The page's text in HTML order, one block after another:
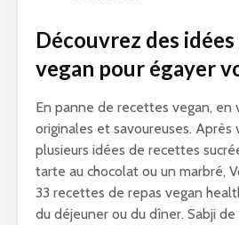
Découvrez des
vegan pour égayer
En panne de recettes vegan, en
originales et savoureuses. Après
plusieurs idées de recettes
tarte au chocolat ou un marbré,
33 recettes de repas vegan
du déjeuner ou du dîner. Sabji